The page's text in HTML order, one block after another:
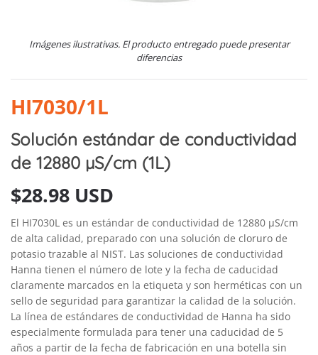
Imágenes ilustrativas. El producto entregado puede presentar
diferencias
HI7030/1L
Solución estándar de conductividad
de 12880 µS/cm (1L)
$28.98 USD
El HI7030L es un estándar de conductividad de 12880 µS/cm
de alta calidad, preparado con una solución de cloruro de
potasio trazable al NIST. Las soluciones de conductividad
Hanna tienen el número de lote y la fecha de caducidad
claramente marcados en la etiqueta y son herméticas con un
sello de seguridad para garantizar la calidad de la solución.
La línea de estándares de conductividad de Hanna ha sido
especialmente formulada para tener una caducidad de 5
años a partir de la fecha de fabricación en una botella sin